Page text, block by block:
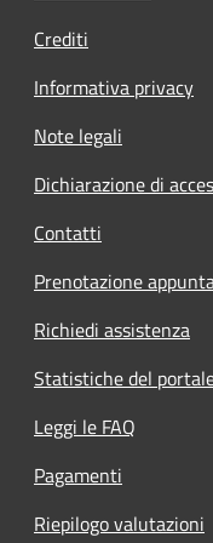
Crediti
Informativa privacy
Note legali
Dichiarazione di
Contatti
Prenotazione
Richiedi assistenza
Statistiche del
Leggi le FAQ
Pagamenti
Riepilogo valutazioni